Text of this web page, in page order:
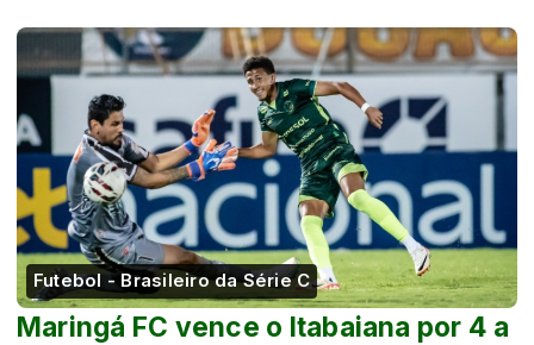
Futebol - Brasileiro da Série C
Maringá FC vence o Itabaiana por 4 a